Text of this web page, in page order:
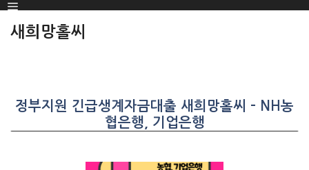
SKIP
TO
Menu
새희망홀씨
정부지원 긴급생계자금대출 새희망홀씨 – NH농
협은행, 기업은행